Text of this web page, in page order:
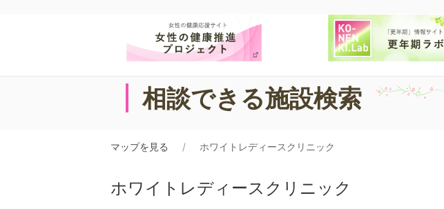
相談できる施設検索
マップを見る ホワイトレディースクリニック
ホワイトレディースクリニック